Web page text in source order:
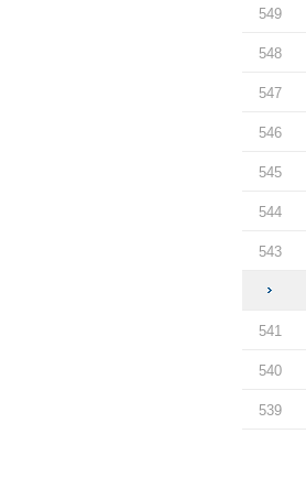
549
548
547
546
545
544
543
541
540
539